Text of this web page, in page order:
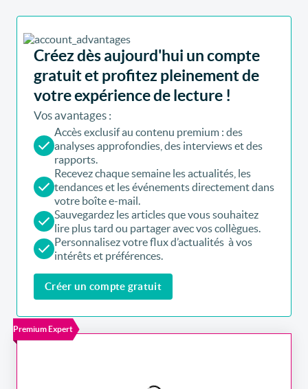
Créez dès aujourd'hui un compte
gratuit et profitez pleinement de
votre expérience de lecture !
Vos avantages :
Accès exclusif au contenu premium : des
analyses approfondies, des interviews et des
rapports.
Recevez chaque semaine les actualités, les
tendances et les événements directement dans
votre boîte e-mail.
Sauvegardez les articles que vous souhaitez
lire plus tard ou partager avec vos collègues.
Personnalisez votre flux d’actualités à vos
intérêts et préférences.
Créer un compte gratuit
Premium Expert